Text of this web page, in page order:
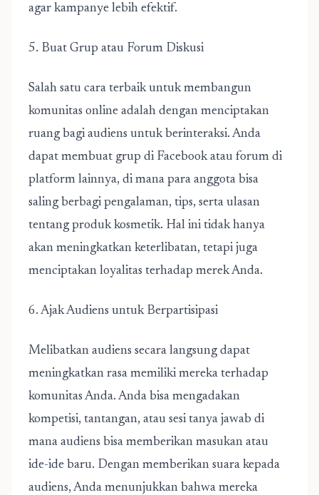
agar kampanye lebih efektif.
5. Buat Grup atau Forum Diskusi
Salah satu cara terbaik untuk membangun
komunitas online adalah dengan menciptakan
ruang bagi audiens untuk berinteraksi. Anda
dapat membuat grup di Facebook atau forum di
platform lainnya, di mana para anggota bisa
saling berbagi pengalaman, tips, serta ulasan
tentang produk kosmetik. Hal ini tidak hanya
akan meningkatkan keterlibatan, tetapi juga
menciptakan loyalitas terhadap merek Anda.
6. Ajak Audiens untuk Berpartisipasi
Melibatkan audiens secara langsung dapat
meningkatkan rasa memiliki mereka terhadap
komunitas Anda. Anda bisa mengadakan
kompetisi, tantangan, atau sesi tanya jawab di
mana audiens bisa memberikan masukan atau
ide-ide baru. Dengan memberikan suara kepada
audiens, Anda menunjukkan bahwa mereka